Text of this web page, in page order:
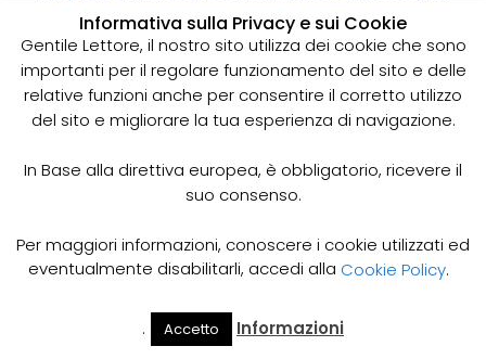
nostro servizio di spurgo scarico cucina per
risolvere in modo rapido e professionale ogni
problema di ostruzione. Leggi il nostro articolo per
saperne di più.
Lo scarico della cucina è un elemento
dell’ambiente. Quando si verificano problemi di
scarico, come ostruzioni e rallentamenti, la cucina
funzionale. Per risolvere questi problemi è
necessario affidarsi a un servizio professionale di
spurgo scarico cucina.
Come Funziona il Servizio di Spurgo Scarico
Cucina?
Cerca Il Mio
Informativa sulla Privacy e sui Cookie
Gentile Lettore, il nostro sito utilizza dei cookie che sono
importanti per il regolare funzionamento del sito e delle
relative funzioni anche per consentire il corretto utilizzo
del sito e migliorare la tua esperienza di navigazione.
In Base alla direttiva europea, è obbligatorio, ricevere il
suo consenso.
Per maggiori informazioni, conoscere i cookie utilizzati ed
eventualmente disabilitarli, accedi alla Cookie Policy.
. Accetto Informazioni